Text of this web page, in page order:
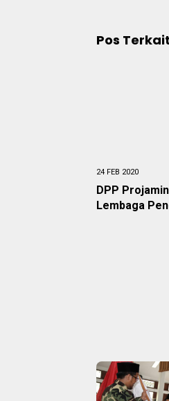
Pos Terkait
24 FEB 2020
DPP
Lembaga